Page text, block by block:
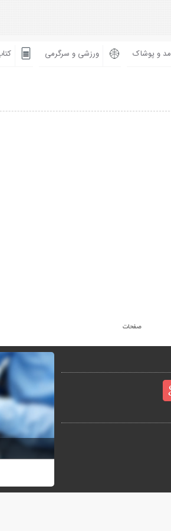
مد و پوشاک ورزشی و سرگرمی
صفحات